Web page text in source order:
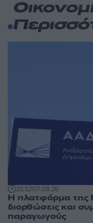
21:1207.08.26
Η πλατφόρμα της
διορθώσεις και
παραγωγούς